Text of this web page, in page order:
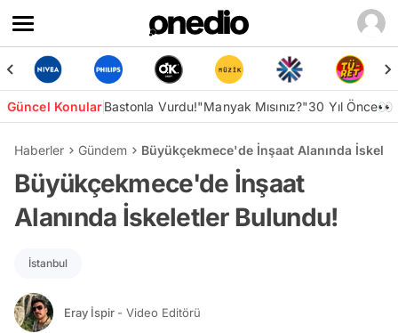
Güncel KonularBastonla Vurdu!"Manyak Mısınız?"30 Yıl Önce👀
Haberler Gündem Büyükçekmece'de İnşaat Alanında
Büyükçekmece'de İnşaat
Alanında İskeletler Bulundu!
İstanbul
Eray İspir - Video Editörü